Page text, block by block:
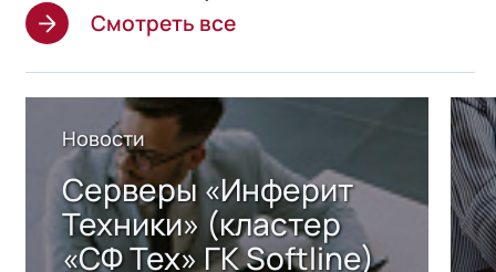
Смотреть все
Новости
Серверы «Инферит
Техники» (кластер
«СФ Тех» ГК Softline)